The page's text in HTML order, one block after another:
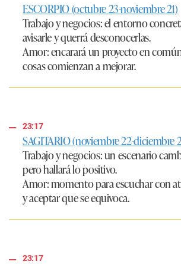
ESCORPIO (octubre 23-noviembre 21)
Trabajo y negocios:el entorno
avisarle y querrá desconocerlas.
Amor:encarará un proyecto en
cosas comienzan a mejorar.
23:17
SAGITARIO (noviembre 22-diciembre
Trabajo y negocios:un escenario
pero hallará lo positivo.
Amor:momento para escuchar con
y aceptar que se equivoca.
23:17